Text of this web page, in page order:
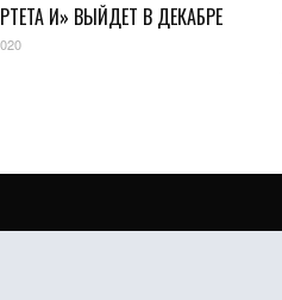
И» ВЫЙДЕТ В ДЕКАБРЕ